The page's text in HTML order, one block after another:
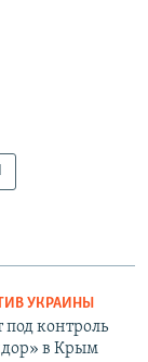
УКРАИНЫ
контроль
в Крым